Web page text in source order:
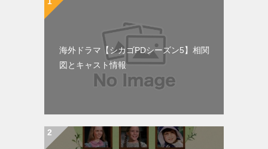
海外ドラマ【シカゴPDシーズン5】相関
図とキャスト情報